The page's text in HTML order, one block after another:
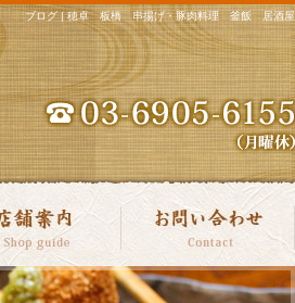
ブログ | 穂卓 板橋 串揚げ・豚肉料理 釜飯 居酒屋